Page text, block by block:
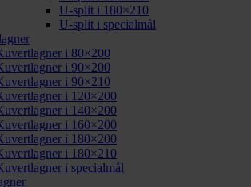
U-split i 180×210
U-split i specialmål
i 80×200
i 90×200
i 90×210
i 120×200
i 140×200
i 160×200
i 180×200
i 180×210
i specialmål